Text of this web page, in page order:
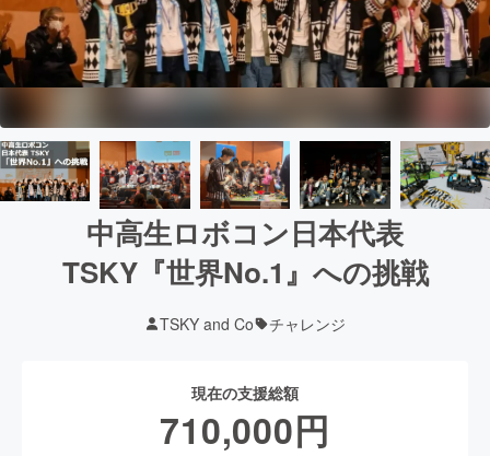
中高生ロボコン日本代表
TSKY『世界No.1』への挑戦
TSKY and Co チャレンジ
現在の支援総額
710,000円